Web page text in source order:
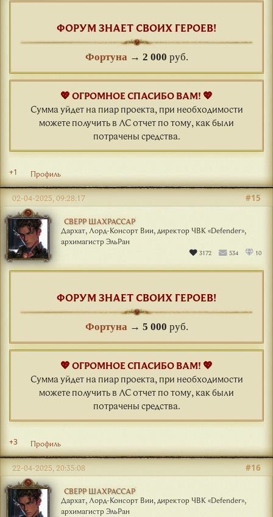
ФОРУМ ЗНАЕТ СВОИХ ГЕРОЕВ!
Фортуна → 2 000 руб.
💖 ОГРОМНОЕ СПАСИБО ВАМ! 💖
Сумма уйдет на пиар проекта, при необходимости
можете получить в ЛС отчет по тому, как были
потрачены средства.
+1 Профиль
СВЕРР ШАХРАССАР
Дархат, Лорд-Консорт Вии, директор ЧВК «Defender»,
архимагистр ЭльРан
3172 534 10
#15
02-04-2025, 09:28:17
ФОРУМ ЗНАЕТ СВОИХ ГЕРОЕВ!
Фортуна → 5 000 руб.
💖 ОГРОМНОЕ СПАСИБО ВАМ! 💖
Сумма уйдет на пиар проекта, при необходимости
можете получить в ЛС отчет по тому, как были
потрачены средства.
+3 Профиль
СВЕРР ШАХРАССАР
Дархат, Лорд-Консорт Вии, директор ЧВК «Defender»,
архимагистр ЭльРан
#16
22-04-2025, 20:35:08